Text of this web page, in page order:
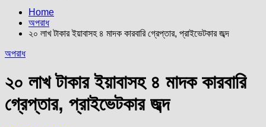
Home
অপরাধ
২০ লাখ টাকার ইয়াবাসহ ৪ মাদক কারবারি গ্রেপ্তার, প্রাইভেটকার জব্দ
অপরাধ
২০ লাখ টাকার ইয়াবাসহ ৪ মাদক কারবারি
গ্রেপ্তার, প্রাইভেটকার জব্দ